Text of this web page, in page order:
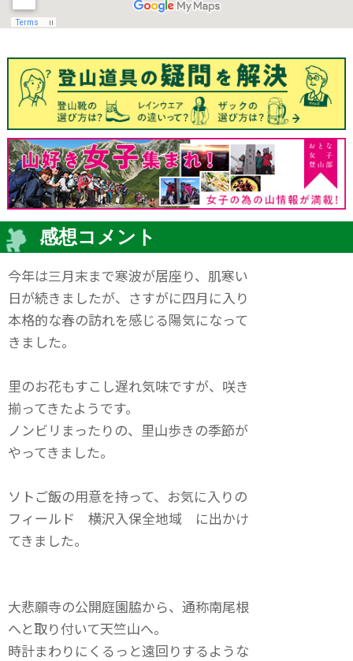
感想コメント
今年は三月末まで寒波が居座り、肌寒い
日が続きましたが、さすがに四月に入り
本格的な春の訪れを感じる陽気になって
きました。
里のお花もすこし遅れ気味ですが、咲き
揃ってきたようです。
ノンビリまったりの、里山歩きの季節が
やってきました。
ソトご飯の用意を持って、お気に入りの
フィールド 横沢入保全地域 に出かけ
てきました。
大悲願寺の公開庭園脇から、通称南尾根
へと取り付いて天竺山へ。
時計まわりにくるっと遠回りするような